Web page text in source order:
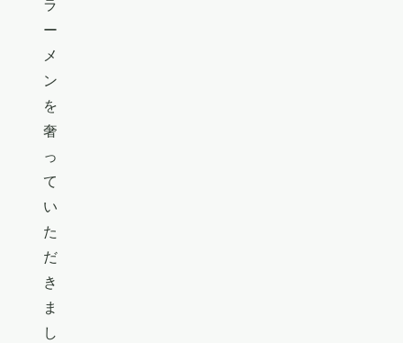
ラ
ー
メ
ン
を
奢
っ
て
い
た
だ
き
ま
し